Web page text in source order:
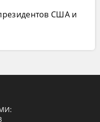
США и